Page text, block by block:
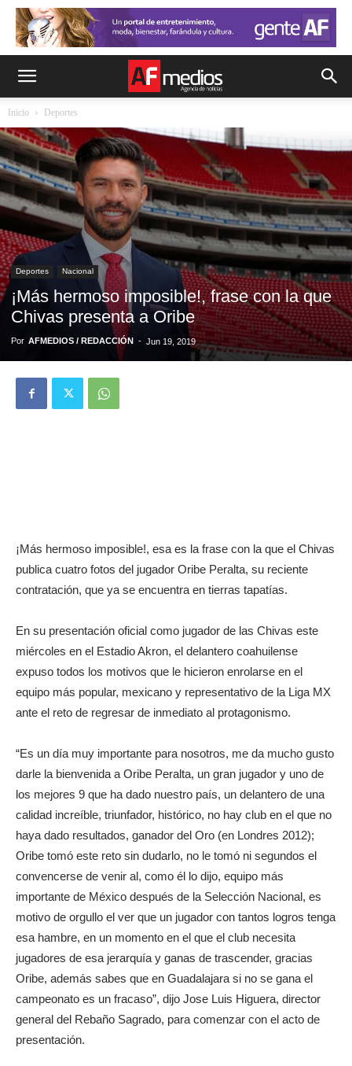
Inicio Deportes
Deportes Nacional
¡Más hermoso imposible!, frase con la que
Chivas presenta a Oribe
Por AFMEDIOS / REDACCIÓN - Jun 19, 2019
¡Más hermoso imposible!, esa es la frase con la que el Chivas
publica cuatro fotos del jugador Oribe Peralta, su reciente
contratación, que ya se encuentra en tierras tapatías.
En su presentación oficial como jugador de las Chivas este
miércoles en el Estadio Akron, el delantero coahuilense
expuso todos los motivos que le hicieron enrolarse en el
equipo más popular, mexicano y representativo de la Liga MX
ante el reto de regresar de inmediato al protagonismo.
“Es un día muy importante para nosotros, me da mucho gusto
darle la bienvenida a Oribe Peralta, un gran jugador y uno de
los mejores 9 que ha dado nuestro país, un delantero de una
calidad increíble, triunfador, histórico, no hay club en el que no
haya dado resultados, ganador del Oro (en Londres 2012);
Oribe tomó este reto sin dudarlo, no le tomó ni segundos el
convencerse de venir al, como él lo dijo, equipo más
importante de México después de la Selección Nacional, es
motivo de orgullo el ver que un jugador con tantos logros tenga
esa hambre, en un momento en el que el club necesita
jugadores de esa jerarquía y ganas de trascender, gracias
Oribe, además sabes que en Guadalajara si no se gana el
campeonato es un fracaso”, dijo Jose Luis Higuera, director
general del Rebaño Sagrado, para comenzar con el acto de
presentación.